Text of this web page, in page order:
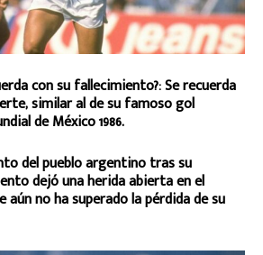
con su fallecimiento?: Se recuerda
similar al de su famoso gol
de México 1986.
del pueblo argentino tras su
dejó una herida abierta en el
no ha superado la pérdida de su